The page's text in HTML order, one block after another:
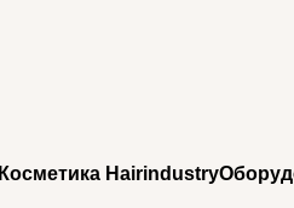
Косметика Hairindustry